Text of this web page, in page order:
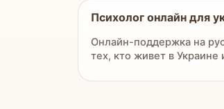
Психолог онлайн для
Онлайн-поддержка на
тех, кто живет в